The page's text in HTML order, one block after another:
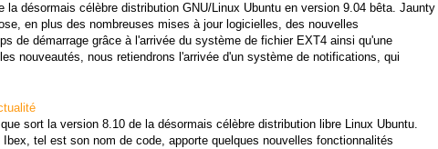
la désormais célèbre distribution GNU/Linux Ubuntu en version 9.04 bêta. Jaunty
en plus des nombreuses mises à jour logicielles, des nouvelles
de démarrage grâce à l'arrivée du système de fichier EXT4 ainsi qu'une
nouveautés, nous retiendrons l'arrivée d'un système de notifications, qui
sort la version 8.10 de la désormais célèbre distribution libre Linux Ubuntu.
tel est son nom de code, apporte quelques nouvelles fonctionnalités